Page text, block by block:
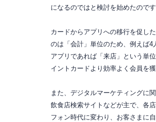
になるのではと検討を始めたのです
カードからアプリへの移行を促し
のは「会計」単位のため、例えば4
アプリであれば「来店」という単
イントカードより効率よく会員を
また、デジタルマーケティングに
飲食店検索サイトなどが主で、各
フォン時代に変わり、お客さまに